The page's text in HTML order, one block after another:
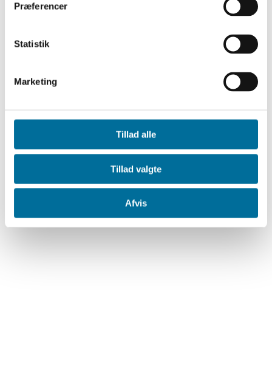
Præferencer
Statistik
Marketing
Tillad alle
Tillad valgte
Afvis